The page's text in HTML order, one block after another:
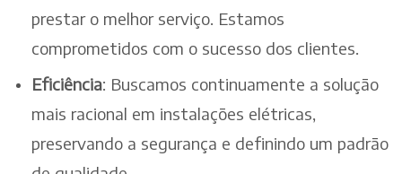
prestar o melhor serviço. Estamos
comprometidos com o sucesso dos clientes.
Eficiência: Buscamos continuamente a solução
mais racional em instalações elétricas,
preservando a segurança e definindo um padrão